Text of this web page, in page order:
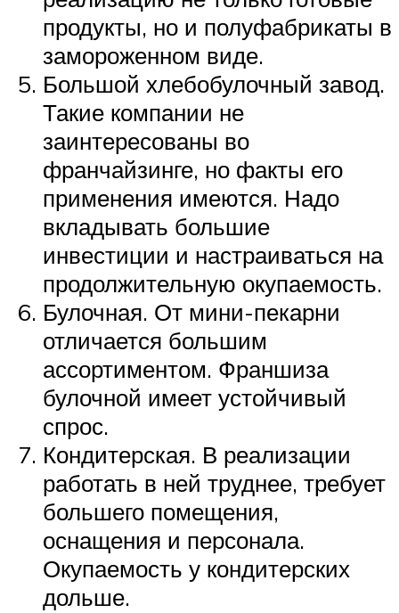
продукты, но и полуфабрикаты в
замороженном виде.
Большой хлебобулочный завод.
Такие компании не
заинтересованы во
франчайзинге, но факты его
применения имеются. Надо
вкладывать большие
инвестиции и настраиваться на
продолжительную окупаемость.
Булочная. От мини-пекарни
отличается большим
ассортиментом. Франшиза
булочной имеет устойчивый
спрос.
Кондитерская. В реализации
работать в ней труднее, требует
большего помещения,
оснащения и персонала.
Окупаемость у кондитерских
дольше.